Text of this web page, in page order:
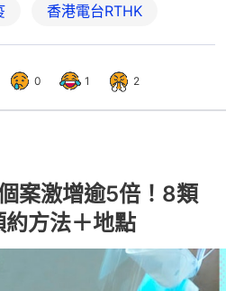
香港電台RTHK
0 1 2
案激增逾5倍！8類
方法＋地點